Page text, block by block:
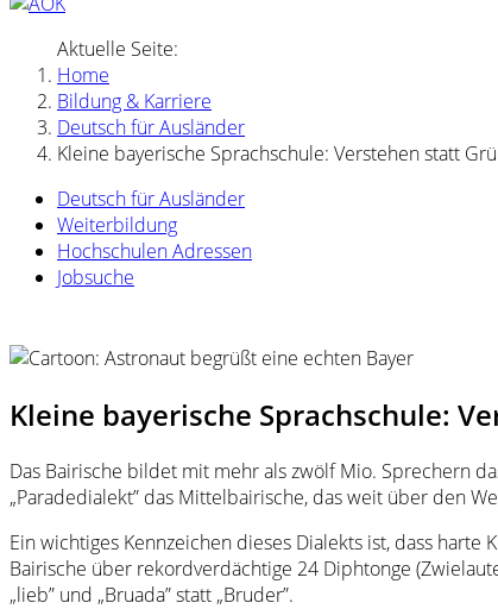
Aktuelle Seite:
Home
Bildung & Karriere
Deutsch für Ausländer
Kleine bayerische Sprachschule: Verstehen statt
Deutsch für Ausländer
Weiterbildung
Hochschulen Adressen
Jobsuche
Kleine bayerische Sprachschule:
Das Bairische bildet mit mehr als zwölf Mio. Sprechern
„Paradedialekt” das Mittelbairische, das weit über den
Ein wichtiges Kennzeichen dieses Dialekts ist, dass harte
Bairische über rekordverdächtige 24 Diphtonge
„lieb” und „Bruada” statt „Bruder”.